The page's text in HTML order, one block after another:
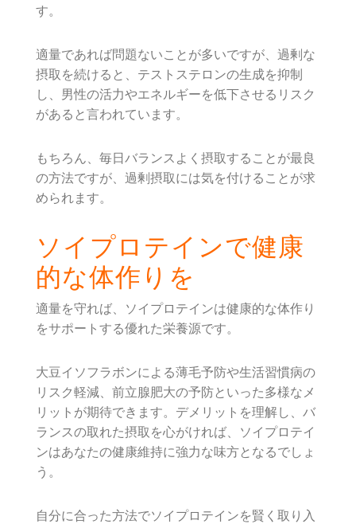
す。
適量であれば問題ないことが多いですが、過剰な
摂取を続けると、テストステロンの生成を抑制
し、男性の活力やエネルギーを低下させるリスク
があると言われています。
もちろん、毎日バランスよく摂取することが最良
の方法ですが、過剰摂取には気を付けることが求
められます。
ソイプロテインで健康
的な体作りを
適量を守れば、ソイプロテインは健康的な体作り
をサポートする優れた栄養源です。
大豆イソフラボンによる薄毛予防や生活習慣病の
リスク軽減、前立腺肥大の予防といった多様なメ
リットが期待できます。デメリットを理解し、バ
ランスの取れた摂取を心がければ、ソイプロテイ
ンはあなたの健康維持に強力な味方となるでしょ
う。
自分に合った方法でソイプロテインを賢く取り入